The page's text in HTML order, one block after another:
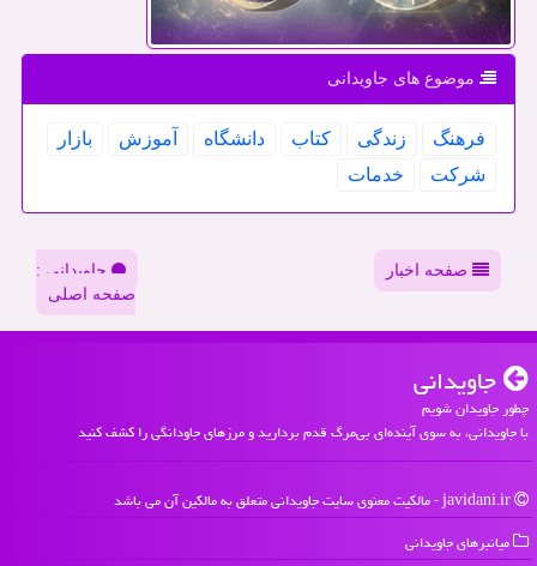
موضوع های جاویدانی
فرهنگ زندگی كتاب دانشگاه آموزش
بازار
شركت
خدمات
صفحه اخبار
جاویدانی :
صفحه اصلی
جاویدانی
چطور جاویدان شویم
با جاویدانی، به سوی آینده‌ای بی‌مرگ قدم بردارید و مرزهای جاودانگی را کشف کنید
میانبرهای جاویدانی